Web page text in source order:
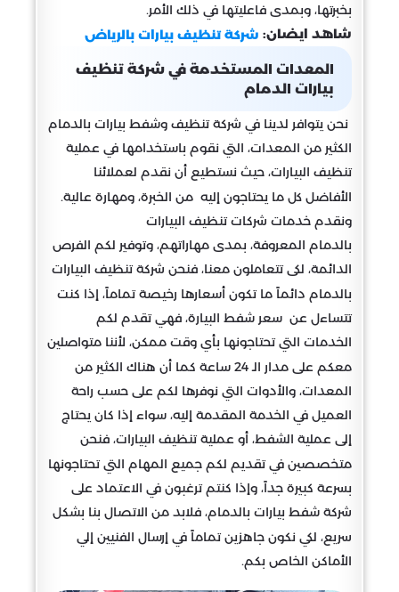
بخبرتها، وبمدى فاعليتها في ذلك الأمر.
شاهد ايضان: شركة تنظيف بيارات بالرياض
المعدات المستخدمة في شركة تنظيف
بيارات الدمام
نحن يتوافر لدينا في شركة تنظيف وشفط بيارات بالدمام
الكثير من المعدات، التي نقوم باستخدامها في عملية
تنظيف البيارات، حيث نستطيع أن نقدم لعملائنا
الأفاضل كل ما يحتاجون إليه من الخبرة، ومهارة عالية.
ونقدم خدمات شركات تنظيف البيارات
بالدمام المعروفة، بمدى مهاراتهم، وتوفير لكم الفرص
الدائمة، لكى تتعاملون معنا، فنحن شركة تنظيف البيارات
بالدمام دائماً ما تكون أسعارها رخيصة تماماً، إذا كنت
تتساءل عن سعر شفط البيارة، فهي تقدم لكم
الخدمات التي تحتاجونها بأي وقت ممكن، لأننا متواصلين
معكم على مدار الـ 24 ساعة كما أن هناك الكثير من
المعدات، والأدوات التي نوفرها لكم على حسب راحة
العميل في الخدمة المقدمة إليه، سواء إذا كان يحتاج
إلى عملية الشفط، أو عملية تنظيف البيارات، فنحن
متخصصين في تقديم لكم جميع المهام التي تحتاجونها
بسرعة كبيرة جداً، وإذا كنتم ترغبون في الاعتماد على
شركة شفط بيارات بالدمام، فلابد من الاتصال بنا بشكل
سريع، لكي نكون جاهزين تماماً في إرسال الفنيين إلي
الأماكن الخاص بكم.